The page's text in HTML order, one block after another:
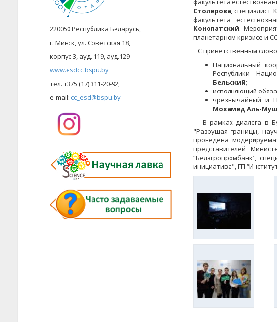
220050 Республика Беларусь,
г. Минск, ул. Советская 18,
корпус 3, ауд. 119, ауд.129
www.esdcc.bspu.by
тел. +375 (17) 311-20-92;
e-mail: cc_esd@bspu.by
факультета
Столерова, специалист
факультета
Конопатский.
планетарном кризисе и
С приветственным
Национальный
Республики
Бельский;
исполняющий
чрезвычайный и
Мохамед Аль-
В рамках диалога в
"Разрушая границы,
проведена
представителей
“Белагропромбанк”,
инициатива", ГП